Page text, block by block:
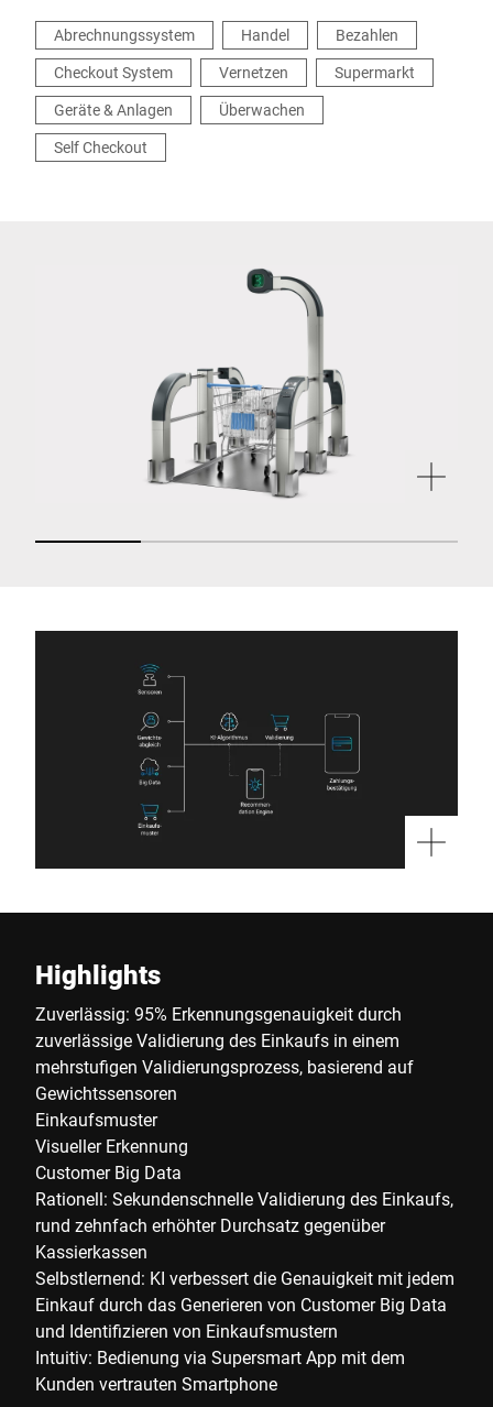
Abrechnungssystem Handel
Bezahlen
Checkout System
Vernetzen
Supermarkt
Geräte & Anlagen
Überwachen
Self Checkout
Highlights
Zuverlässig: 95% Erkennungsgenauigkeit durch
zuverlässige Validierung des Einkaufs in einem
mehrstufigen Validierungsprozess, basierend auf
Gewichtssensoren
Einkaufsmuster
Visueller Erkennung
Customer Big Data
Rationell: Sekundenschnelle Validierung des Einkaufs,
rund zehnfach erhöhter Durchsatz gegenüber
Kassierkassen
Selbstlernend: KI verbessert die Genauigkeit mit jedem
Einkauf durch das Generieren von Customer Big Data
und Identifizieren von Einkaufsmustern
Intuitiv: Bedienung via Supersmart App mit dem
Kunden vertrauten Smartphone